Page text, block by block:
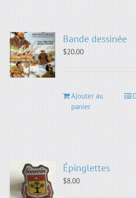
Bande dessinée
$20.00
Ajouter au
panier
Épinglettes
$8.00